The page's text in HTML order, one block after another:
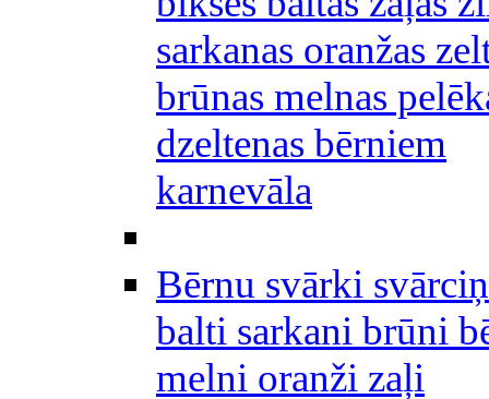
sarkanas oranžas
brūnas melnas
dzeltenas bērniem
karnevāla
Bērnu svārki
balti sarkani brūni
melni oranži zaļi